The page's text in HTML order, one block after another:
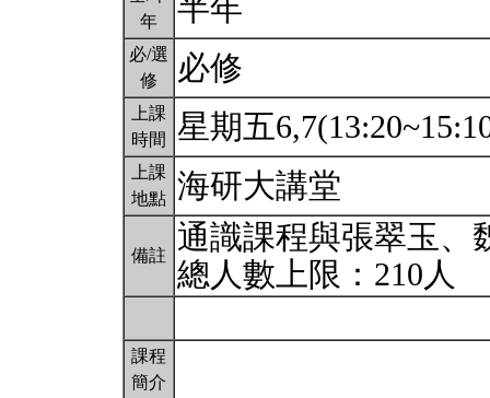
年
半年
必/選
修
必修
上課
時間
星期五
上課
地點 海研大講堂
備註
通識課程與張翠玉、
總人數上限：210人
課程
簡介